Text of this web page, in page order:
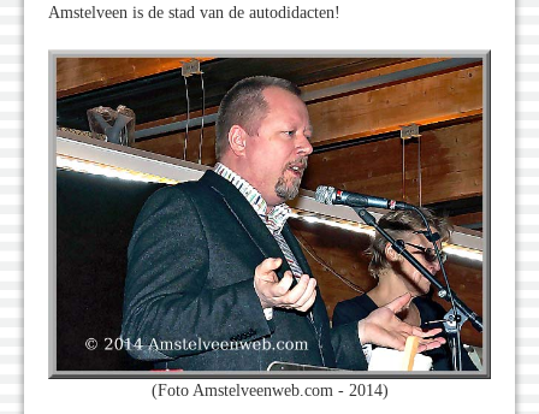
Amstelveen is de stad van de autodidacten!
(Foto Amstelveenweb.com - 2014)